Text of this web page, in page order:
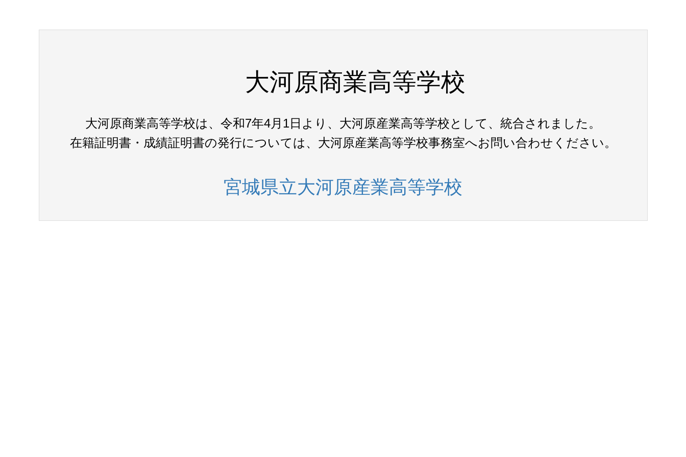
大河原商業高等学校
大河原商業高等学校は、令和7年4月1日より、大河原産業高等学校として、統合されました。
在籍証明書・成績証明書の発行については、大河原産業高等学校事務室へお問い合わせください。
宮城県立大河原産業高等学校